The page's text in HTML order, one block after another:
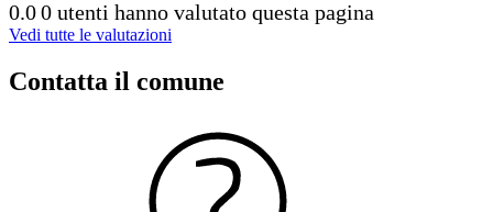
0.00 utenti hanno valutato questa pagina
Vedi tutte le valutazioni
Contatta il comune